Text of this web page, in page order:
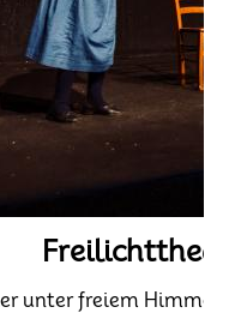
unter freiem Himmel: